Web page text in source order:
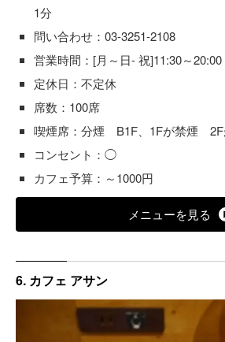
1分
問い合わせ：03-3251-2108
営業時間：[月～日- 祝]11:30～20:00
定休日：不定休
席数：100席
喫煙席：分煙 B1F、1Fが禁煙 2F
コンセント：◯
カフェ予算：～1000円
メニューを見る
6. カフェ アサン